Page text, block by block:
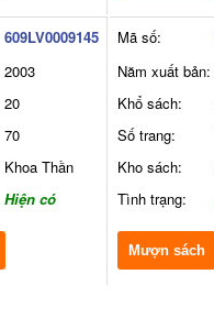
609LV0009145
2003
20
70
Khoa Thần
Hiện có
Mã số:
Năm xuất bản:
Khổ sách:
Số trang:
Kho sách:
Tình trạng:
Mượn sách